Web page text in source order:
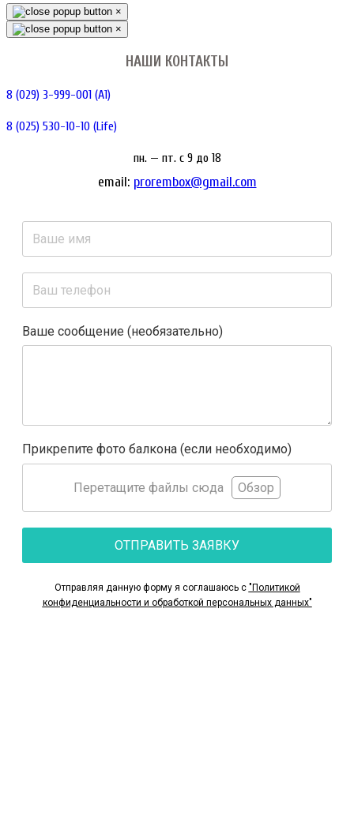
×
×
НАШИ КОНТАКТЫ
8 (029) 3-999-001 (A1)
8 (025) 530-10-10 (Life)
пн. — пт. c 9 до 18
email: prorembox@gmail.com
Ваше сообщение (необязательно)
Прикрепите фото балкона (если необходимо)
Перетащите файлы сюда Обзор
ОТПРАВИТЬ ЗАЯВКУ
Отправляя данную форму я соглашаюсь с "Политикой
конфиденциальности и обработкой персональных данных"